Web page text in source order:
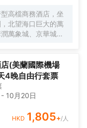
高檔商務酒店，坐
北望海口巨大的萬
萬象城、京華城；
闖海故事。智能化配
南自貿港商旅入住
置了高雅別緻的鮮
本士特色文化，以
緻的海南品質茶樓
包廂——海口港、洋
請和聚會優質的選
(美蘭國際機場
4晚自由行套票
- 10月20日
HKD 1,805+/人